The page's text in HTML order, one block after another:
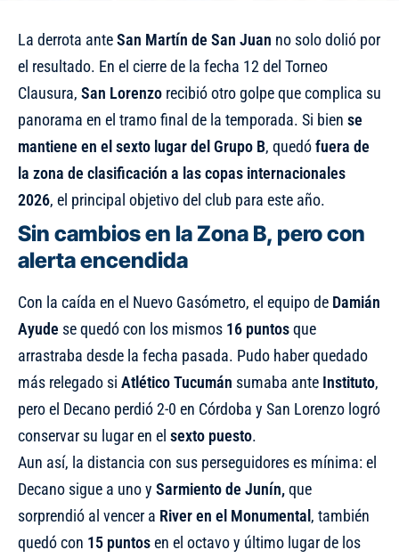
La derrota anteSan Martín de San Juan no solo dolió por
el resultado. En el cierre de la fecha 12 del Torneo
Clausura, San Lorenzo recibió otro golpe que complica su
panorama en el tramo final de la temporada. Si bien se
mantiene en el sexto lugar del Grupo B, quedófuera de
la zona de clasificación a las copas internacionales
2026, el principal objetivo del club para este año.
Sin cambios en la Zona B, pero con
alerta encendida
Con la caída en el Nuevo Gasómetro, el equipo de Damián
Ayude se quedó con los mismos 16 puntosque
arrastraba desde la fecha pasada. Pudo haber quedado
más relegado si Atlético Tucumán sumaba ante Instituto,
pero el Decano perdió 2-0 en Córdoba y San Lorenzo logró
conservar su lugar en el sexto puesto.
Aun así, la distancia con sus perseguidores es mínima: el
Decano sigue a uno y Sarmiento de Junín,que
sorprendió al vencer a River en el Monumental, también
quedó con 15 puntosen el octavo y último lugar de los